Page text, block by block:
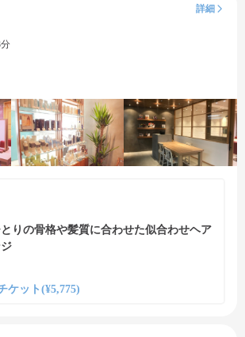
詳細
りの骨格や髪質に合わせた似合わせヘア
ケット(¥5,775)